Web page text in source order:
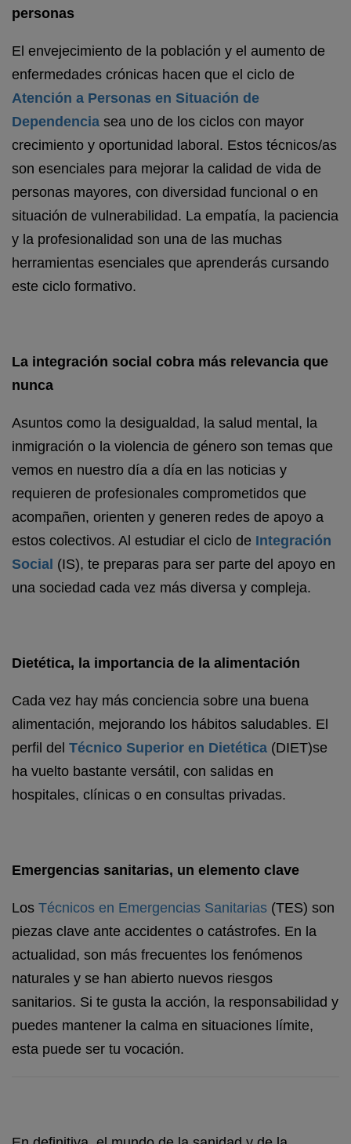
personas
El envejecimiento de la población y el aumento de
enfermedades crónicas hacen que el ciclo de
Atención a Personas en Situación de
Dependencia sea uno de los ciclos con mayor
crecimiento y oportunidad laboral. Estos técnicos/as
son esenciales para mejorar la calidad de vida de
personas mayores, con diversidad funcional o en
situación de vulnerabilidad. La empatía, la paciencia
y la profesionalidad son una de las muchas
herramientas esenciales que aprenderás cursando
este ciclo formativo.
La integración social cobra más relevancia que
nunca
Asuntos como la desigualdad, la salud mental, la
inmigración o la violencia de género son temas que
vemos en nuestro día a día en las noticias y
requieren de profesionales comprometidos que
acompañen, orienten y generen redes de apoyo a
estos colectivos. Al estudiar el ciclo de Integración
Social (IS), te preparas para ser parte del apoyo en
una sociedad cada vez más diversa y compleja.
Dietética, la importancia de la alimentación
Cada vez hay más conciencia sobre una buena
alimentación, mejorando los hábitos saludables. El
perfil del Técnico Superior en Dietética (DIET)se
ha vuelto bastante versátil, con salidas en
hospitales, clínicas o en consultas privadas.
Emergencias sanitarias, un elemento clave
Los Técnicos en Emergencias Sanitarias (TES) son
piezas clave ante accidentes o catástrofes. En la
actualidad, son más frecuentes los fenómenos
naturales y se han abierto nuevos riesgos
sanitarios. Si te gusta la acción, la responsabilidad y
puedes mantener la calma en situaciones límite,
esta puede ser tu vocación.